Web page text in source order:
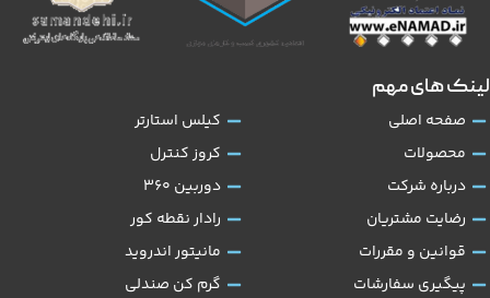
لینک های مهم
صفحه اصلی
محصولات
درباره شرکت
رضایت مشتریان
قوانین و مقررات
پیگیری سفارشات
کیلس استارتر
کروز کنترل
دوربین 360
رادار نقطه کور
مانیتور اندروید
گرم کن صندلی